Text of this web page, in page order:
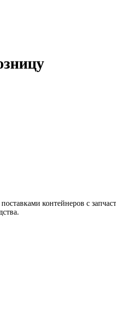
контейнеров с